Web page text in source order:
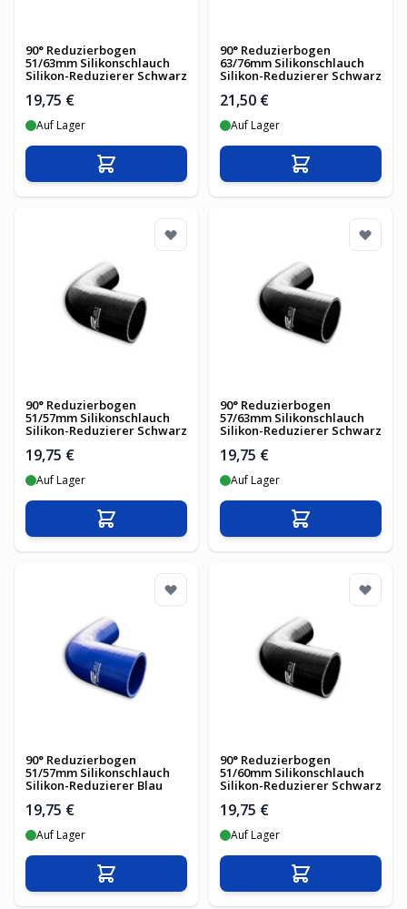
90° Reduzierbogen
51/63mm Silikonschlauch
Silikon-Reduzierer Schwarz
19,75 €
Auf Lager
In den Warenkorb
90° Reduzierbogen
63/76mm Silikonschlauch
Silikon-Reduzierer Schwarz
21,50 €
Auf Lager
In den
90° Reduzierbogen
51/57mm Silikonschlauch
Silikon-Reduzierer Schwarz
19,75 €
Auf Lager
In den Warenkorb
90° Reduzierbogen
57/63mm Silikonschlauch
Silikon-Reduzierer Schwarz
19,75 €
Auf Lager
In den
90° Reduzierbogen
51/57mm Silikonschlauch
Silikon-Reduzierer Blau
19,75 €
Auf Lager
In den Warenkorb
90° Reduzierbogen
51/60mm Silikonschlauch
Silikon-Reduzierer Schwarz
19,75 €
Auf Lager
In den